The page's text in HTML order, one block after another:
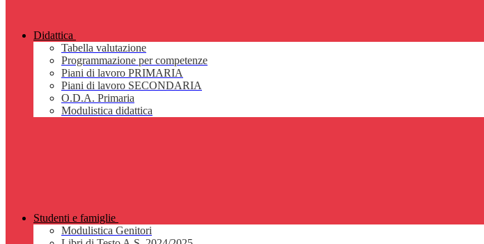
Didattica
Tabella valutazione
Programmazione per competenze
Piani di lavoro PRIMARIA
Piani di lavoro SECONDARIA
O.D.A. Primaria
Modulistica didattica
Studenti e famiglie
Modulistica Genitori